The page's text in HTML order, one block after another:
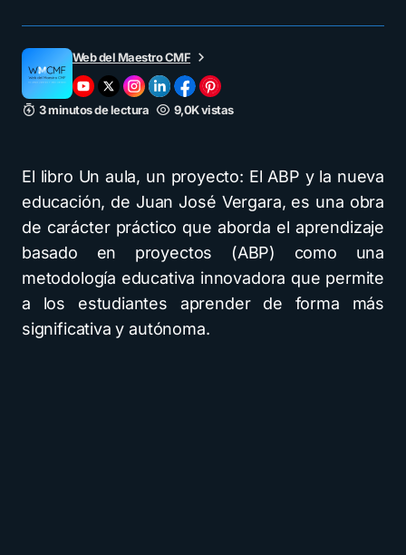
Web del Maestro CMF
3 minutos de lectura 9,0K vistas
El libro Un aula, un proyecto: El ABP y la nueva
educación, de Juan José Vergara, es una obra
de carácter práctico que aborda el aprendizaje
basado en proyectos (ABP) como una
metodología educativa innovadora que permite
a los estudiantes aprender de forma más
significativa y autónoma.